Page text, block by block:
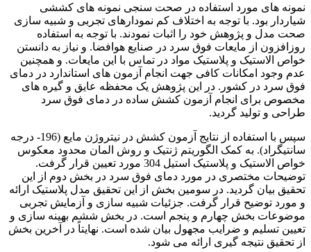
نمونه های مورد استفاده در صحت سنجی نمونه های کششی
شیاردار بود. با توجه به اختلاف کم نمودارهای تجربی و شبیه سازی
صحت مدل و پژوهش خود را اثبات نمودند. با توجه به استفاده
روزافزون از مایعات فوق سرد در صنایع هوافضا. و نیاز به دانستن
خواص الاستیک و پلاستیک مواد در تماس با این مایعات. و همچنین
عدم وجود امکانات کافی جهت انجام آزمون های استاندارد در دمای
فوق سرد در کشور. در این پژوهش یک محفظه عایق و گیره های
مخصوص برای انجام آزمون کشش ساده در دمای فوق سرد
طراحی و تولید گردید.
سپس با استفاده از نتایج آزمون کشش در نیتروژن مایع (196- درجه
سانتیگراد). به کمک الگوریتم ژنتیک و روش المان محدود معکوس
خواص الاستیک و پلاستیک استیل 304 مورد تعیین قرار گرفت.
توضیحات مختصری در مورد دمای فوق سرد در بخش دوم از این
تحقیق بیان گردید. در سومین بخش از این تحقیق مدل پلاستیک ارائه
و مورد توضیح قرار گرفت. جزئیات شبیه سازی و آزمایش تجربی
موضوعات بخش چهارم و پنجم است. در بخش ششم بهینه سازی و
تعیین تسلیم و ضرایب مجهول بیان شده است. نهایتاً در آخرین بخش
از تحقیق نتیجه گیری ارائه می شود.